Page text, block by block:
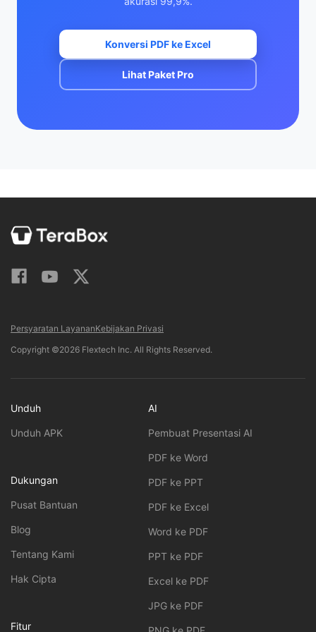
Konversi PDF ke Excel
Lihat Paket Pro
Persyaratan LayananKebijakan Privasi
Copyright ©2026 Flextech Inc. All Rights Reserved.
Unduh
Unduh APK
Dukungan
Pusat Bantuan
Blog
Tentang Kami
Hak Cipta
Fitur
AI
Pembuat Presentasi AI
PDF ke Word
PDF ke PPT
PDF ke Excel
Word ke PDF
PPT ke PDF
Excel ke PDF
JPG ke PDF